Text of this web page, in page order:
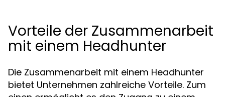
Vorteile der Zusammenarbeit
mit einem Headhunter
Die Zusammenarbeit mit einem Headhunter
bietet Unternehmen zahlreiche Vorteile. Zum